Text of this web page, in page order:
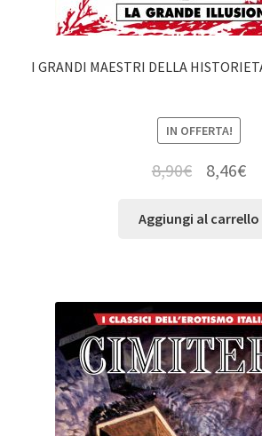
I GRANDI MAESTRI DELLA
IN OFFERTA!
8,90€ 8,46€
Aggiungi al carrello